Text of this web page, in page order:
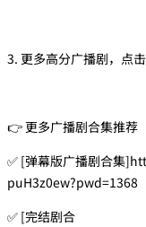
3. 更多高分广播剧，点
👉 更多广播剧合集推荐
✅ [弹幕版广播剧合集
puH3z0ew?pwd=1368
✅ [完结剧合